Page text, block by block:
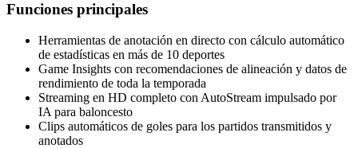
Funciones principales
Herramientas de anotación en directo con cálculo automático
de estadísticas en más de 10 deportes
Game Insights con recomendaciones de alineación y datos de
rendimiento de toda la temporada
Streaming en HD completo con AutoStream impulsado por
IA para baloncesto
Clips automáticos de goles para los partidos transmitidos y
anotados